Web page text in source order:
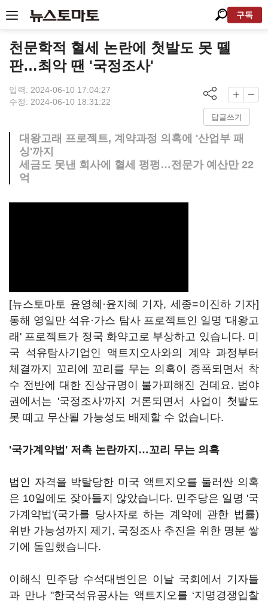
구독
천문학적 혈세 논란에 첫발도 못 뗄
판…최악 땐 '국정조사'
입력: 2024-06-10 17:04:27
수정: 2024-06-10 18:31:22
답글쓰기
대왕고래 프로젝트, 계약과정 의혹에 '산업부 패
싱'까지
세금도 못낸 회사에 혈세 펑펑…전문가 예산만 22
억
[뉴스토마토 윤영혜·윤지혜 기자, 세종=이진하 기자]
동해 영일만 석유·가스 탐사 프로젝트인 일명 '대왕고
래' 프로젝트가 정국 화약고로 부상하고 있습니다. 미
국 석유탐사기업인 액트지오사와의 계약 과정부터
체결까지 꼬리에 꼬리를 무는 의혹이 증폭되면서 착
수 전반에 대한 진상규명이 불가피해진 건데요. 범야
권에서는 '국정조사'까지 거론되면서 사업이 첫발도
못 떼고 무산될 가능성도 배제할 수 없습니다.
'국가계약법' 저촉 논란까지 …꼬리 무는 의혹
법인 자격을 박탈당한 미국 액트지오를 둘러싼 의혹
은 10일에도 잦아들지 않았습니다. 민주당은 일명 '국
가계약법'(국가를 당사자로 하는 계약에 관한 법률)
위반 가능성까지 제기, 국정조사 추진을 위한 명분 쌓
기에 돌입했습니다.
이해식 민주당 수석대변인은 이날 국회에서 기자들
과 만나 "한국석유공사는 액트지오를 ‘지명경쟁입찰